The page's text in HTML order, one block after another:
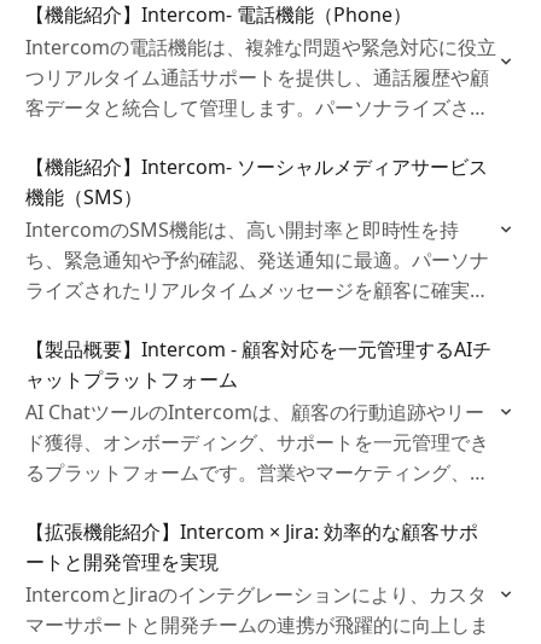
立てます。
【機能紹介】Intercom- 電話機能（Phone）
Intercomの電話機能は、複雑な問題や緊急対応に役立
つリアルタイム通話サポートを提供し、通話履歴や顧
客データと統合して管理します。パーソナライズされ
規申請を停止しています。
【機能紹介】Intercom- ソーシャルメディアサービス
機能（SMS）
IntercomのSMS機能は、高い開封率と即時性を持
ち、緊急通知や予約確認、発送通知に最適。パーソナ
ライズされたリアルタイムメッセージを顧客に確実に
【製品概要】Intercom - 顧客対応を一元管理するAIチ
ャットプラットフォーム
AI ChatツールのIntercomは、顧客の行動追跡やリー
ド獲得、オンボーディング、サポートを一元管理でき
るプラットフォームです。営業やマーケティング、サ
顧客エンゲージメントと満足度を効果的に向上させま
す。
【拡張機能紹介】Intercom × Jira: 効率的な顧客サポ
ートと開発管理を実現
IntercomとJiraのインテグレーションにより、カスタ
マーサポートと開発チームの連携が飛躍的に向上しま